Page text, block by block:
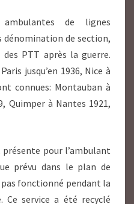
de lignes
dénomination de section,
PTT après la guerre.
jusqu’en 1936, Nice à
connues: Montauban à
Quimper à Nantes 1921,
pour l’ambulant
prévu dans le plan de
pas fonctionné pendant la
Ce service a été recyclé